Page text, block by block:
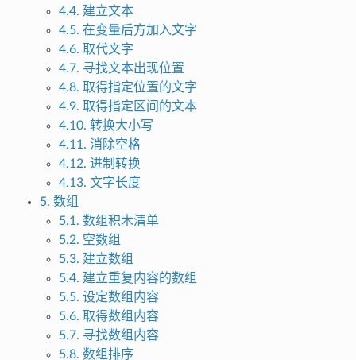
4.4. 建立文本
4.5. 在变量后方加入文字
4.6. 取代文字
4.7. 寻找文本出现位置
4.8. 取得指定位置的文字
4.9. 取得指定区间的文本
4.10. 转换大小写
4.11. 消除空格
4.12. 进制转换
4.13. 文字长度
5. 数组
5.1. 数组积木清单
5.2. 空数组
5.3. 建立数组
5.4. 建立重复内容的数组
5.5. 设定数组内容
5.6. 取得数组内容
5.7. 寻找数组内容
5.8. 数组排序